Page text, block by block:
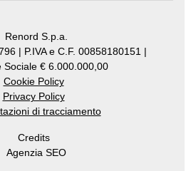
Renord S.p.a.
| P.IVA e C.F. 00858180151 |
Sociale € 6.000.000,00
Cookie Policy
Privacy Policy
di tracciamento
Credits
Agenzia SEO